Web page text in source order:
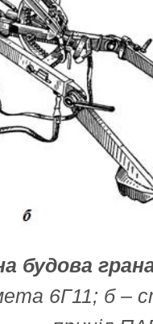
будова
6Г11; б –